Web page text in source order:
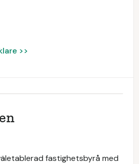
>>
fastighetsbyrå med